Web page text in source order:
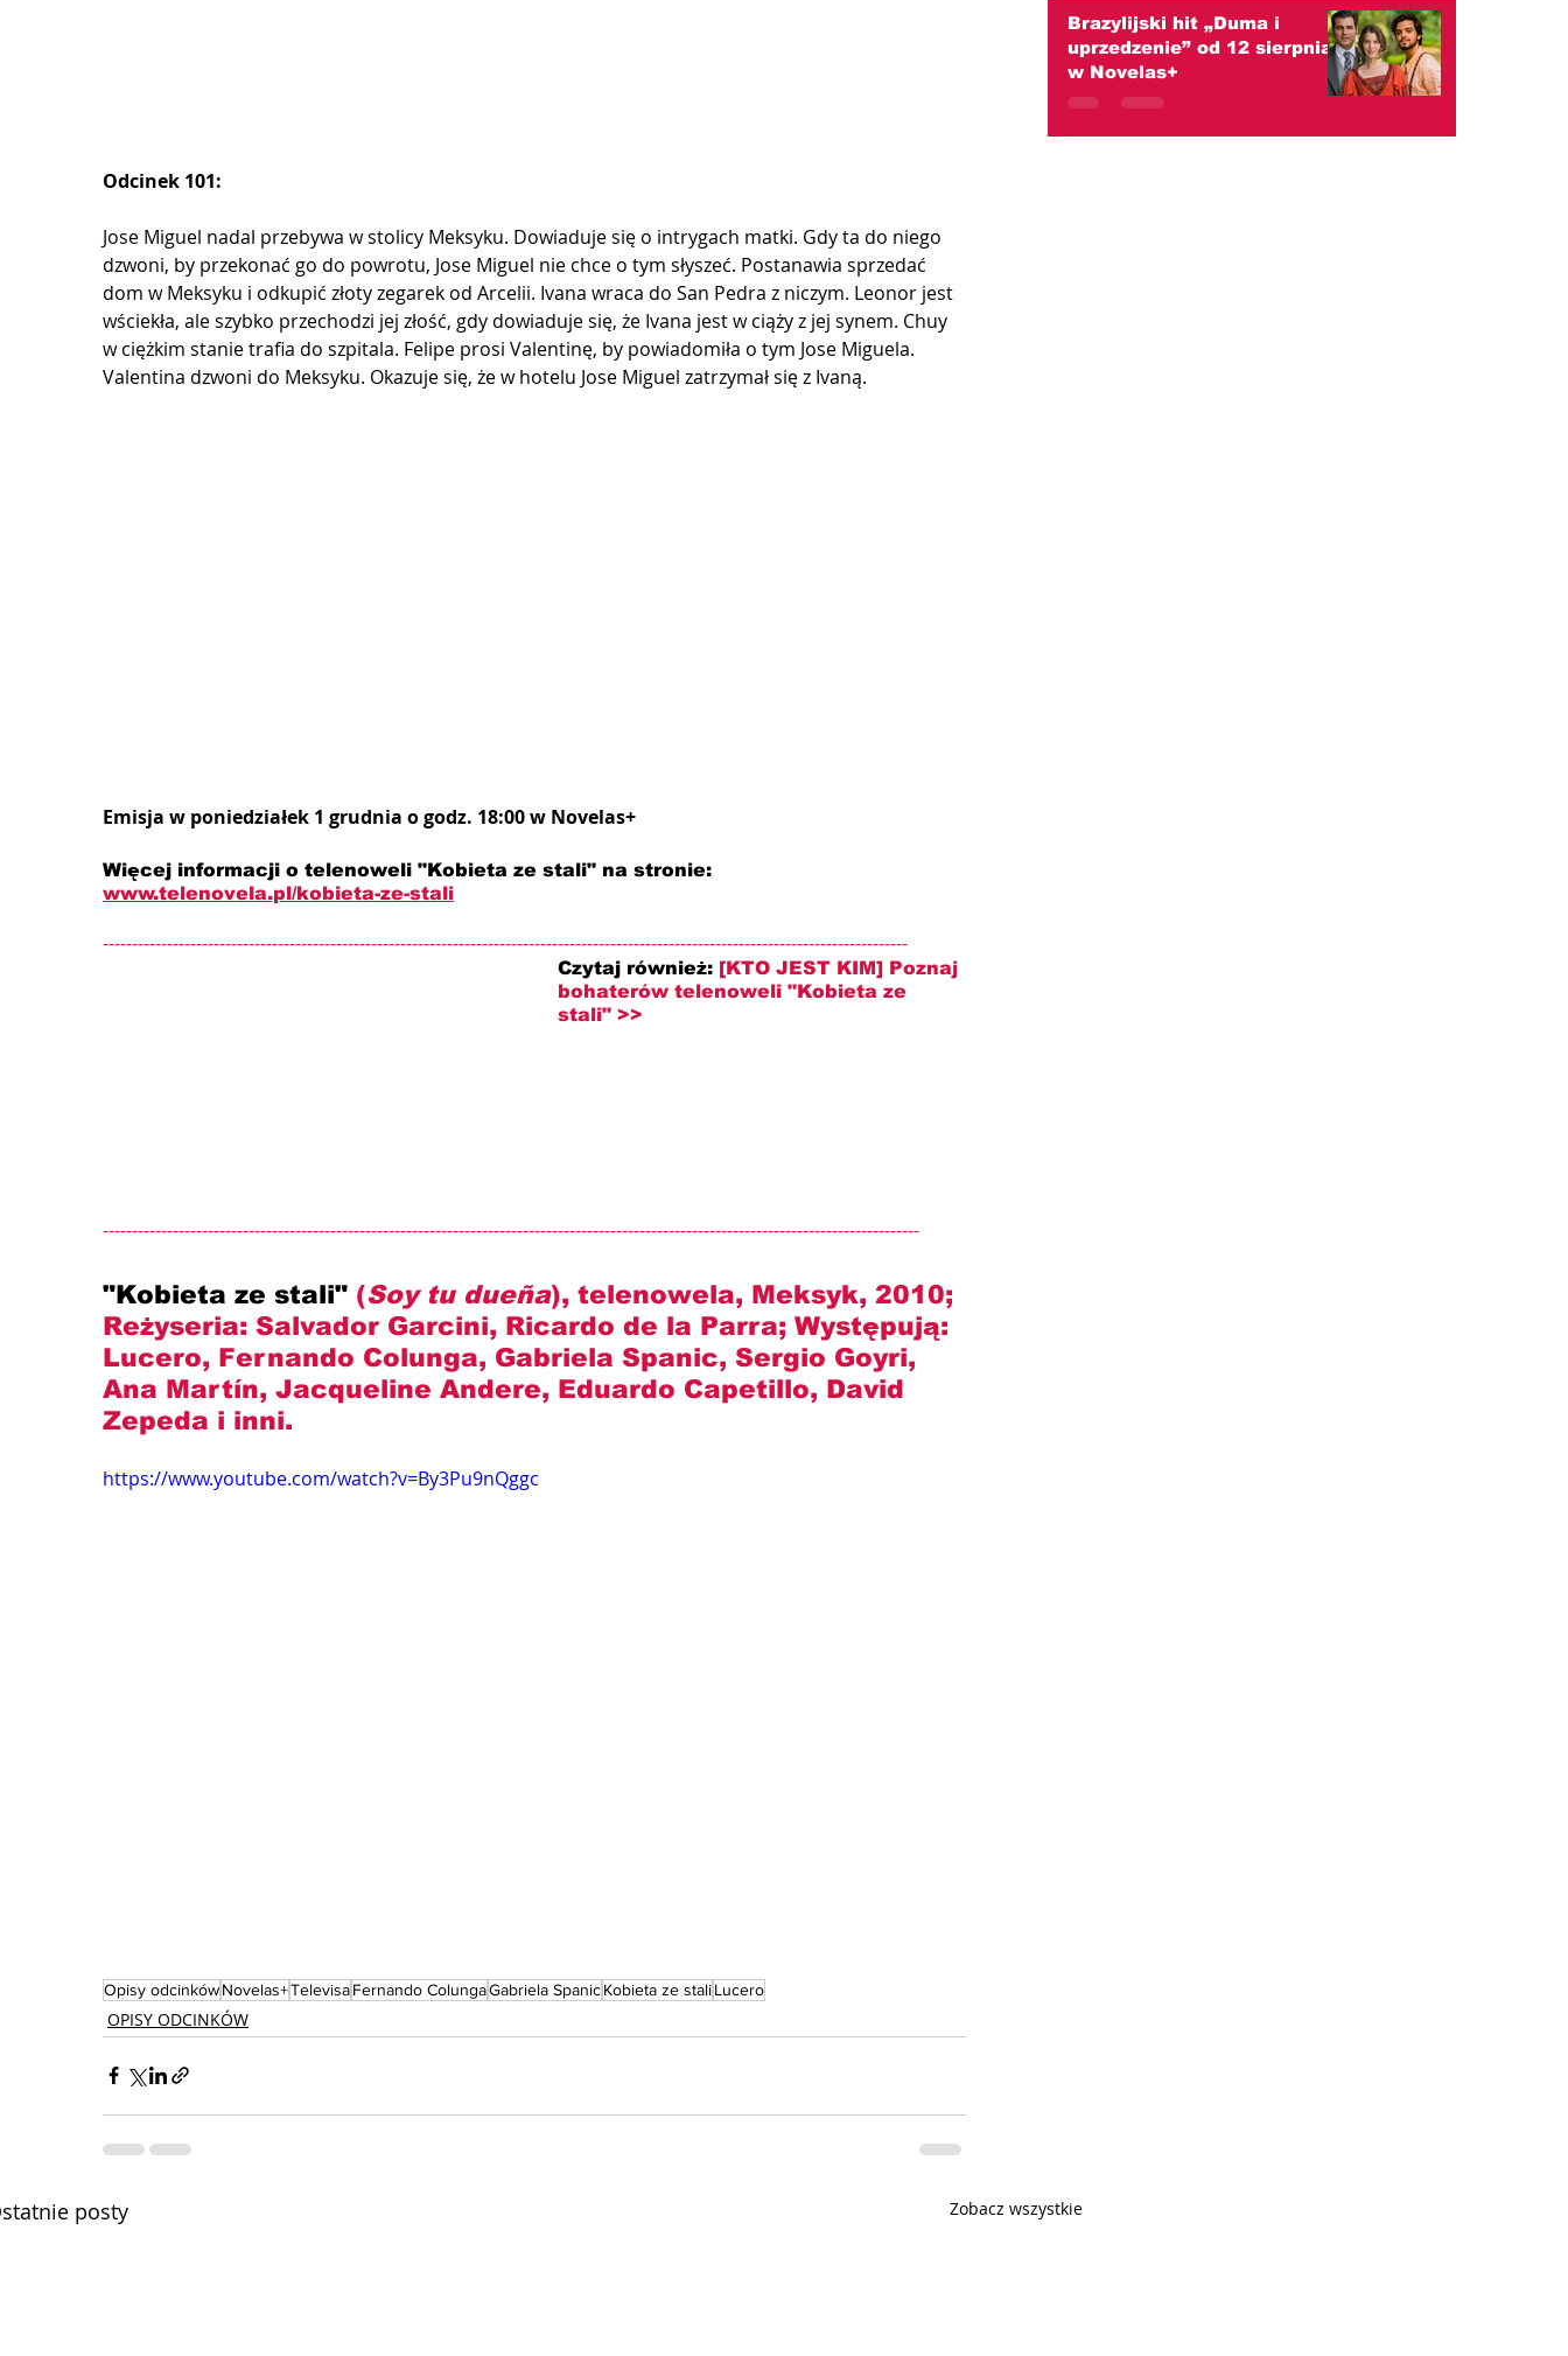
Odcinek 101:
Jose Miguel nadal przebywa w stolicy Meksyku. Dowiaduje się o intrygach matki. Gdy ta do niego
dzwoni, by przekonać go do powrotu, Jose Miguel nie chce o tym słyszeć. Postanawia sprzedać
dom w Meksyku i odkupić złoty zegarek od Arcelii. Ivana wraca do San Pedra z niczym. Leonor jest
wściekła, ale szybko przechodzi jej złość, gdy dowiaduje się, że Ivana jest w ciąży z jej synem. Chuy
w ciężkim stanie trafia do szpitala. Felipe prosi Valentinę, by powiadomiła o tym Jose Miguela.
Valentina dzwoni do Meksyku. Okazuje się, że w hotelu Jose Miguel zatrzymał się z Ivaną.
Emisja w poniedziałek 1 grudnia o godz. 18:00 w Novelas+
Więcej informacji o telenoweli "Kobieta ze stali" na stronie:
www.telenovela.pl/kobieta-ze-stali
------------------------------------------------------------------------------------------------------------------------------------------
Czytaj również: [KTO JEST KIM] Poznaj
bohaterów telenoweli "Kobieta ze
stali" >>
--------------------------------------------------------------------------------------------------------------------------------------------
"Kobieta ze stali" (Soy tu dueña), telenowela, Meksyk, 2010;
Reżyseria: Salvador Garcini, Ricardo de la Parra; Występują:
Lucero, Fernando Colunga, Gabriela Spanic, Sergio Goyri,
Ana Martín, Jacqueline Andere, Eduardo Capetillo, David
Zepeda i inni.
https://www.youtube.com/watch?v=By3Pu9nQggc
Opisy odcinkówNovelas+TelevisaFernando ColungaGabriela SpanicKobieta ze staliLucero
OPISY ODCINKÓW
posty Zobacz wszystkie
Brazylijski hit „Duma i
uprzedzenie” od 12 sierpnia
w Novelas+